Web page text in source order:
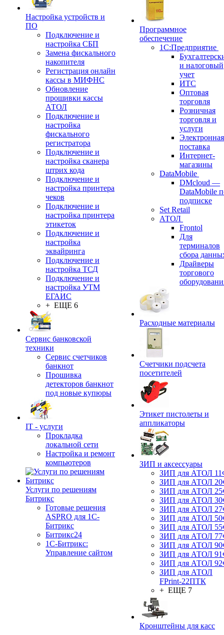
Настройка устройств и
ПО
Подключение и
настройка СБП
Замена фискального
накопителя
Регистрация онлайн
кассы в МИФНС
Обновление
прошивки кассы
АТОЛ
Подключение и
настройка
фискального
регистратора
Подключение и
настройка сканера
штрих кода
Подключение и
настройка принтера
чеков
Подключение и
настройка принтера
этикеток
Подключение и
настройка
эквайринга
Подключение и
настройка ТСД
Подключение и
настройка УТМ
ЕГАИС
+ ЕЩЕ 6
Сервис банковской
техники
Сервис счетчиков
банкнот
Прошивка
детекторов банкнот
под новые купюры
IT - услуги
Прокладка
локальной сети
Настройка и ремонт
компьютеров
Услуги по решениям
Битрикс
Готовые решения
ASPRO для 1С-
Битрикс
Битрикс24
1С-Битрикс:
Управление сайтом
Программное
обеспечение
1С:Предприятие
и налоговый
учет
ИТС
Оптовая
торговля
Розничная
торговля и
услуги
Электронная
поставка
Интернет-
магазины
DataMobile
DMcloud —
DataMobile
подписке
Set Retail
АТОЛ
Frontol
Для
терминалов
сбора
Драйверы
торгового
Расходные материалы
Счетчики подсчета
посетителей
Этикет пистолеты и
аппликаторы
ЗИП и аксессуары
ЗИП для АТОЛ
ЗИП для АТОЛ
ЗИП для АТОЛ
ЗИП для АТОЛ
ЗИП для АТОЛ
ЗИП для АТОЛ
ЗИП для АТОЛ
ЗИП для АТОЛ
ЗИП для АТОЛ
ЗИП для АТОЛ
ЗИП для АТОЛ
ЗИП для АТОЛ
FPrint-22ПТК
+ ЕЩЕ 7
Кронштейны для касс